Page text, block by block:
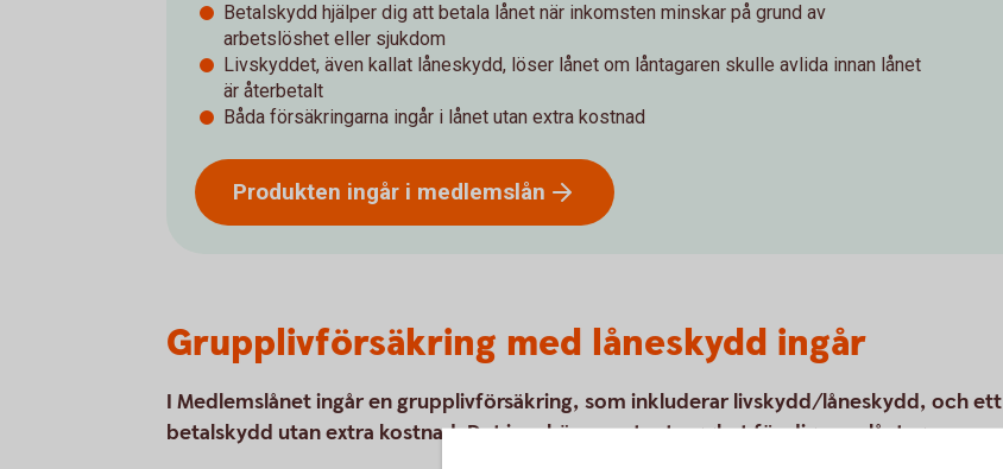
Betalskydd hjälper dig att betala lånet när inkomsten minskar på grund av
arbetslöshet eller sjukdom
Livskyddet, även kallat låneskydd, löser lånet om låntagaren skulle avlida innan lånet
är återbetalt
Båda försäkringarna ingår i lånet utan extra kostnad
Produkten ingår i medlemslån
Grupplivförsäkring med låneskydd ingår
I Medlemslånet ingår en grupplivförsäkring, som inkluderar livskydd/låneskydd, och ett
betalskydd utan extra kostnad. Det innebär en extra trygghet för dig som låntagare.